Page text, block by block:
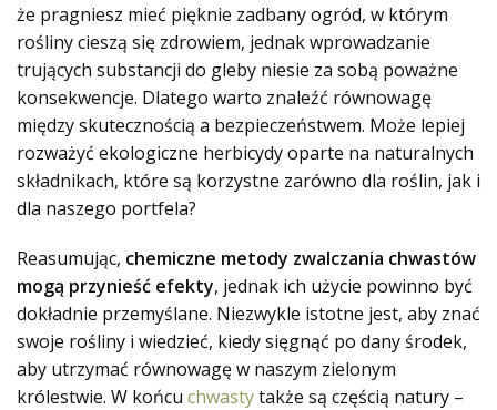
że pragniesz mieć pięknie zadbany ogród, w którym
rośliny cieszą się zdrowiem, jednak wprowadzanie
trujących substancji do gleby niesie za sobą poważne
konsekwencje. Dlatego warto znaleźć równowagę
między skutecznością a bezpieczeństwem. Może lepiej
rozważyć ekologiczne herbicydy oparte na naturalnych
składnikach, które są korzystne zarówno dla roślin, jak i
dla naszego portfela?
Reasumując, chemiczne metody zwalczania chwastów
mogą przynieść efekty, jednak ich użycie powinno być
dokładnie przemyślane. Niezwykle istotne jest, aby znać
swoje rośliny i wiedzieć, kiedy sięgnąć po dany środek,
aby utrzymać równowagę w naszym zielonym
królestwie. W końcu chwastytakże są częścią natury –